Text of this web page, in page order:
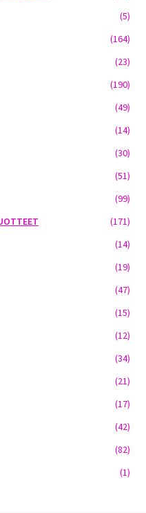
(5)
(164)
(23)
(190)
(49)
(14)
(30)
(51)
(99)
(171)
(14)
(19)
(47)
(15)
(12)
(34)
(21)
(17)
(42)
(82)
(1)